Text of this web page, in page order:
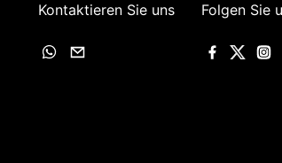
Kontaktieren Sie uns Folgen Sie